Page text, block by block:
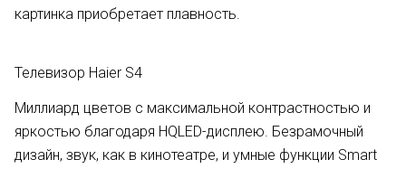
картинка приобретает плавность.
Телевизор Haier S4
Миллиард цветов с максимальной контрастностью и
яркостью благодаря HQLED-дисплею. Безрамочный
дизайн, звук, как в кинотеатре, и умные функции Smart